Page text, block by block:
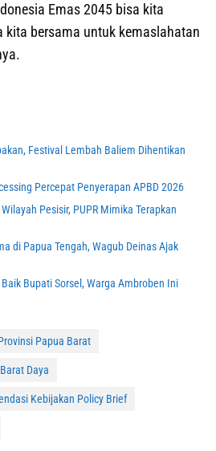
Emas 2045 bisa kita
kita bersama untuk kemaslahatan
Festival Lembah Baliem Dihentikan
Percepat Penyerapan APBD 2026
Pesisir, PUPR Mimika Terapkan
di Papua Tengah, Wagub Deinas Ajak
Bupati Sorsel, Warga Ambroben Ini
Papua Barat
Daya
Kebijakan Policy Brief